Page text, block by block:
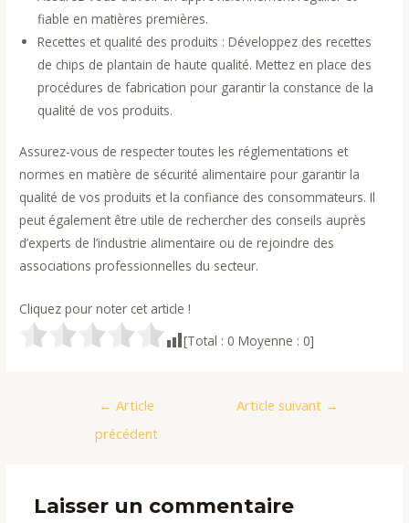
fiable en matières premières.
Recettes et qualité des produits : Développez des recettes
de chips de plantain de haute qualité. Mettez en place des
procédures de fabrication pour garantir la constance de la
qualité de vos produits.
Assurez-vous de respecter toutes les réglementations et
normes en matière de sécurité alimentaire pour garantir la
qualité de vos produits et la confiance des consommateurs. Il
peut également être utile de rechercher des conseils auprès
d’experts de l’industrie alimentaire ou de rejoindre des
associations professionnelles du secteur.
Cliquez pour noter cet article !
[Total : 0 Moyenne : 0]
← Article
précédent
Article suivant →
Laisser un commentaire